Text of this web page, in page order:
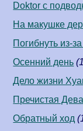
Doktor с
На макушке
Погибнуть из-
Осенний день
Дело жизни
Пречистая Дева
Обратный ход